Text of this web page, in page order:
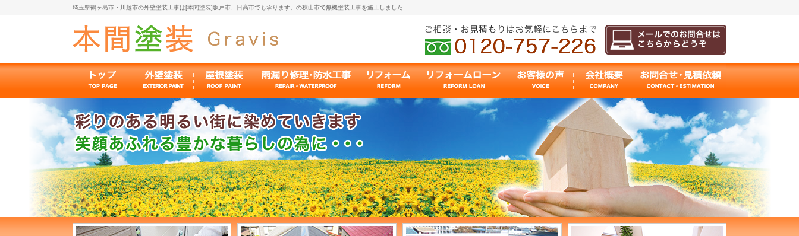
埼玉県鶴ヶ島市・川越市の外壁塗装工事は[本間塗装]坂戸市、日高市でも承ります。の狭山市で無機塗装工事を施工しました